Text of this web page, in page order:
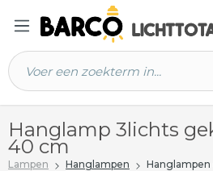
hoofdinhoud
Hanglamp 3lichts
40 cm
Lampen Hanglampen Hanglampen